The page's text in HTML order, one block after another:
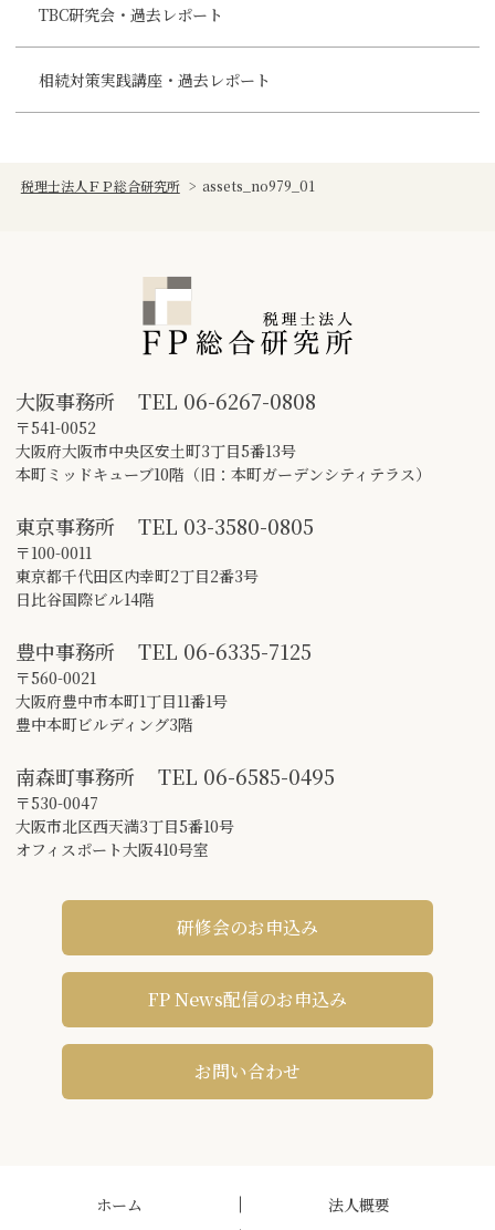
TBC研究会・過去レポート
相続対策実践講座・過去レポート
税理士法人ＦＰ総合研究所 > assets_no979_01
大阪事務所 TEL 06-6267-0808
〒541-0052
大阪府大阪市中央区安土町3丁目5番13号
本町ミッドキューブ10階（旧：本町ガーデンシティテラス）
東京事務所 TEL 03-3580-0805
〒100-0011
東京都千代田区内幸町2丁目2番3号
日比谷国際ビル14階
豊中事務所 TEL 06-6335-7125
〒560-0021
大阪府豊中市本町1丁目11番1号
豊中本町ビルディング3階
南森町事務所 TEL 06-6585-0495
〒530-0047
大阪市北区西天満3丁目5番10号
オフィスポート大阪410号室
研修会のお申込み
FP News配信のお申込み
お問い合わせ
ホーム
法人概要